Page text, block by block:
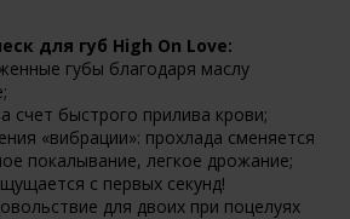
для губ High On Love:
губы благодаря маслу
счет быстрого прилива крови;
«вибрации»: прохлада сменяется
покалывание, легкое дрожание;
с первых секунд!
для двоих при поцелуях